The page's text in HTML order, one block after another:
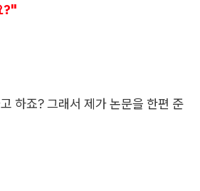
?"
하죠? 그래서 제가 논문을 한편 준